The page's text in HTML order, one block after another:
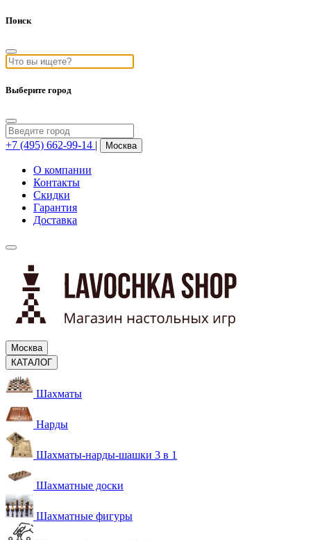
Поиск
Выберите город
+7 (495) 662-99-14 | Москва
О компании
Контакты
Скидки
Гарантия
Доставка
Москва
КАТАЛОГ
Шахматы
Нарды
Шахматы-нарды-шашки 3 в 1
Шахматные доски
Шахматные фигуры